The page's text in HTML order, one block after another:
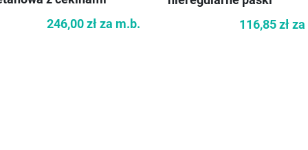
246,00 złza m.b.
116,85 złza